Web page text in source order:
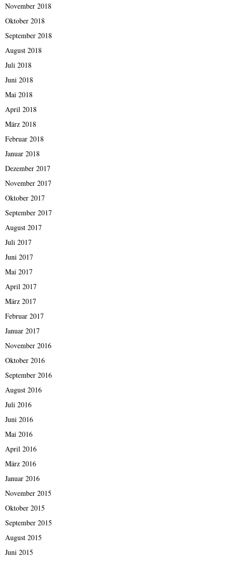
November 2018
Oktober 2018
September 2018
August 2018
Juli 2018
Juni 2018
Mai 2018
April 2018
März 2018
Februar 2018
Januar 2018
Dezember 2017
November 2017
Oktober 2017
September 2017
August 2017
Juli 2017
Juni 2017
Mai 2017
April 2017
März 2017
Februar 2017
Januar 2017
November 2016
Oktober 2016
September 2016
August 2016
Juli 2016
Juni 2016
Mai 2016
April 2016
März 2016
Januar 2016
November 2015
Oktober 2015
September 2015
August 2015
Juni 2015